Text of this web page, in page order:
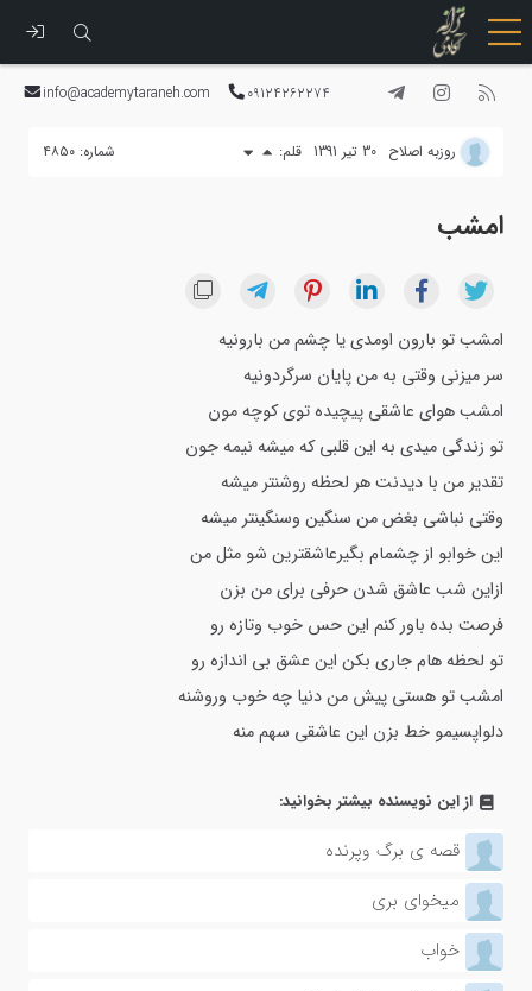
رفتن
به
09124262274
info@academytaraneh.com
روزبه اصلاح 30 تیر 1391 قلم: شماره: ۴۸۵۰
امشب
امشب تو بارون اومدی یا چشم من بارونیه
سر میزنی وقتی به من پایان سرگردونیه
امشب هوای عاشقی پیچیده توی کوچه مون
تو زندگی میدی به این قلبی که میشه نیمه جون
تقدیر من با دیدنت هر لحظه روشنتر میشه
وقتی نباشی بغض من سنگین وسنگینتر میشه
این خوابو از چشمام بگیرعاشقترین شو مثل من
ازاین شب عاشق شدن حرفی برای من بزن
فرصت بده باور کنم این حس خوب وتازه رو
تو لحظه هام جاری بکن این عشق بی اندازه رو
امشب تو هستی پیش من دنیا چه خوب وروشنه
دلواپسیمو خط بزن این عاشقی سهم منه
از این نویسنده بیشتر بخوانید:
قصه ی برگ وپرنده
میخوای بری
خواب